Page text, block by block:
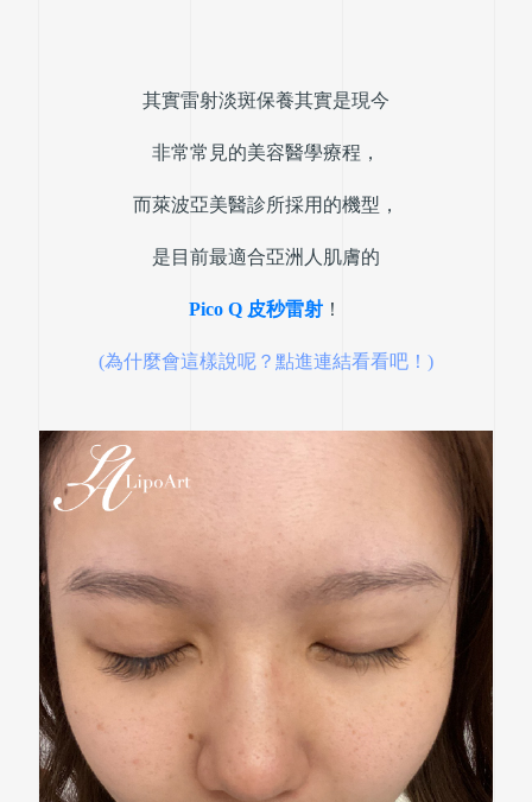
其實雷射淡斑保養其實是現今
非常常見的美容醫學療程，
而萊波亞美醫診所採用的機型，
是目前最適合亞洲人肌膚的
Pico Q 皮秒雷射 ！
(為什麼會這樣說呢？點進連結看看吧！)